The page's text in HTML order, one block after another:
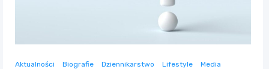
Aktualności Biografie Dziennikarstwo Lifestyle Media